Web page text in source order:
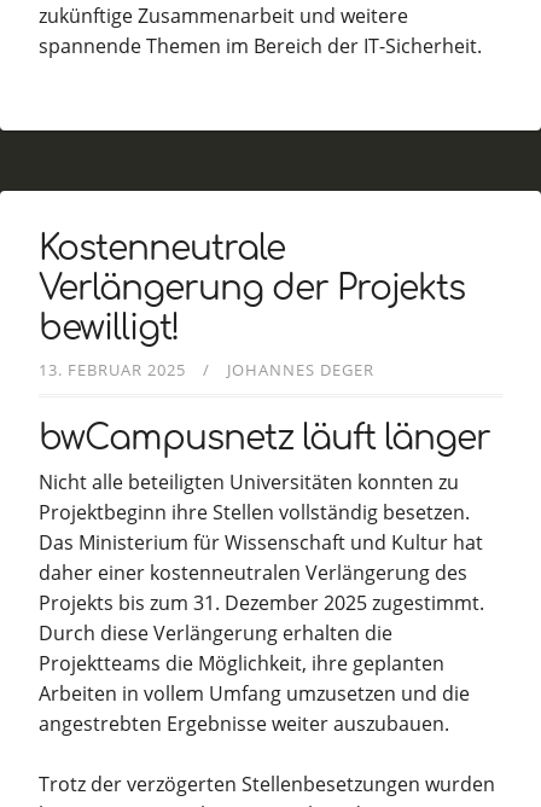
zukünftige Zusammenarbeit und weitere
spannende Themen im Bereich der IT-Sicherheit.
Kostenneutrale
Verlängerung der Projekts
bewilligt!
13. FEBRUAR 2025 JOHANNES DEGER
bwCampusnetz läuft länger
Nicht alle beteiligten Universitäten konnten zu
Projektbeginn ihre Stellen vollständig besetzen.
Das Ministerium für Wissenschaft und Kultur hat
daher einer kostenneutralen Verlängerung des
Projekts bis zum 31. Dezember 2025 zugestimmt.
Durch diese Verlängerung erhalten die
Projektteams die Möglichkeit, ihre geplanten
Arbeiten in vollem Umfang umzusetzen und die
angestrebten Ergebnisse weiter auszubauen.
Trotz der verzögerten Stellenbesetzungen wurden